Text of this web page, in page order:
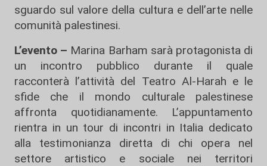
sguardo sul valore della cultura e dell’arte nelle
comunità palestinesi.
L’evento – Marina Barham sarà protagonista di
un incontro pubblico durante il quale
racconterà l’attività del Teatro Al-Harah e le
sfide che il mondo culturale palestinese
affronta quotidianamente. L’appuntamento
rientra in un tour di incontri in Italia dedicato
alla testimonianza diretta di chi opera nel
settore artistico e sociale nei territori